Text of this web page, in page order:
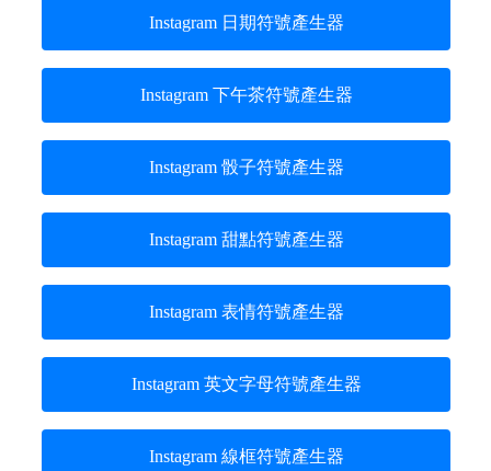
Instagram 日期符號產生器
Instagram 下午茶符號產生器
Instagram 骰子符號產生器
Instagram 甜點符號產生器
Instagram 表情符號產生器
Instagram 英文字母符號產生器
Instagram 線框符號產生器